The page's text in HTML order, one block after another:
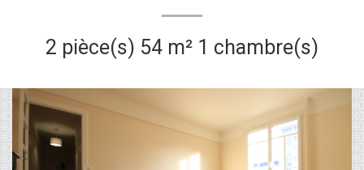
2 pièce(s) 54 m² 1 chambre(s)